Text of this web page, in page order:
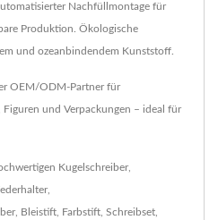
Nachfüllmontage für
Produktion. Ökologische
und ozeanbindendem Kunststoff.
OEM/ODM-Partner für
Figuren und Verpackungen – ideal für
Kugelschreiber,
,
, Bleistift, Farbstift, Schreibset,